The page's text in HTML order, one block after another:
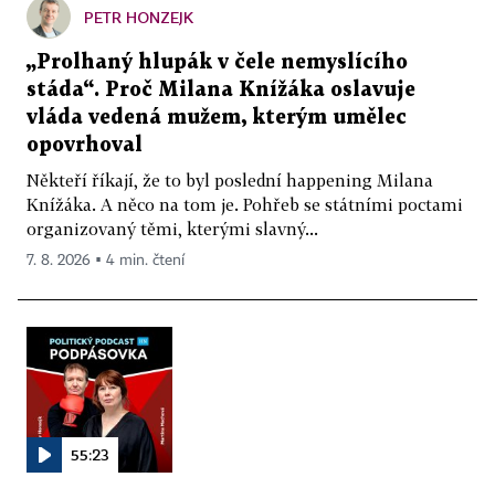
PETR HONZEJK
„Prolhaný hlupák v čele nemyslícího
stáda“. Proč Milana Knížáka oslavuje
vláda vedená mužem, kterým umělec
opovrhoval
Někteří říkají, že to byl poslední happening Milana
Knížáka. A něco na tom je. Pohřeb se státními poctami
organizovaný těmi, kterými slavný...
7. 8. 2026 ▪ 4 min. čtení
55:23